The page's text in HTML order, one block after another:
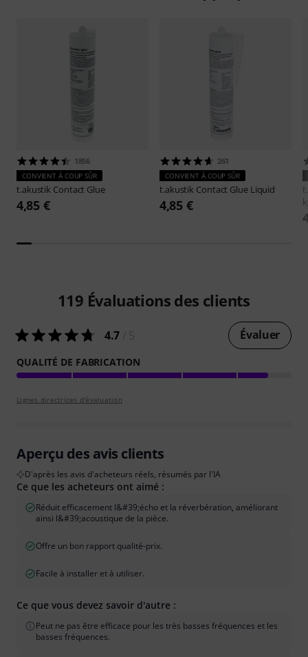
1856
CONVIENT À COUP SÛR
t.akustik Contact Glue
4,85 €
261
CONVIENT À COUP SÛR
t.akustik Contact Glue Liquid
4,85 €
119 Évaluations des clients
4.7 Évaluer
QUALITÉ DE FABRICATION
Lignes directrices d'évaluation
Aperçu des avis clients
D'après les avis d'acheteurs réels, résumés par l'IA
Ce que les acheteurs ont aimé :
Réduit efficacement l&#39;écho et la réverbération, améliorant
ainsi l&#39;acoustique de la pièce.
Offre un bon rapport qualité-prix.
Facile à installer et à utiliser.
Ce que vous devez savoir d'autre :
Peut ne pas être efficace pour les très basses fréquences et les
basses fréquences.